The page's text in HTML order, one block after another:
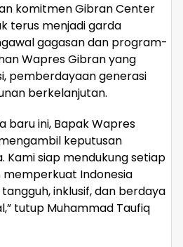
komitmen Gibran Center
terus menjadi garda
gagasan dan program-
Wapres Gibran yang
pemberdayaan generasi
berkelanjutan.
baru ini, Bapak Wapres
keputusan
Kami siap mendukung setiap
Indonesia
inklusif, dan berdaya
tutup Muhammad Taufiq